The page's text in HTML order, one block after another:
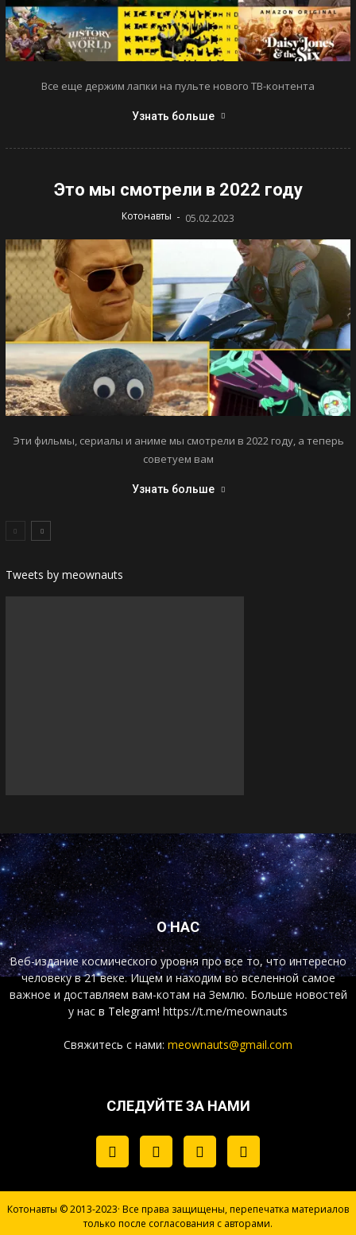
Все еще держим лапки на пульте нового ТВ-контента
Узнать больше
Это мы смотрели в 2022 году
Котонавты - 05.02.2023
Эти фильмы, сериалы и аниме мы смотрели в 2022 году, а теперь
советуем вам
Узнать больше
Tweets by meownauts
О НАС
Веб-издание космического уровня про все то, что интересно
человеку в 21 веке. Ищем и находим во вселенной самое
важное и доставляем вам-котам на Землю. Больше новостей
у нас в Telegram! https://t.me/meownauts
Свяжитесь с нами: meownauts@gmail.com
СЛЕДУЙТЕ ЗА НАМИ
Котонавты © 2013-2023· Все права защищены, перепечатка материалов
только после согласования с авторами.